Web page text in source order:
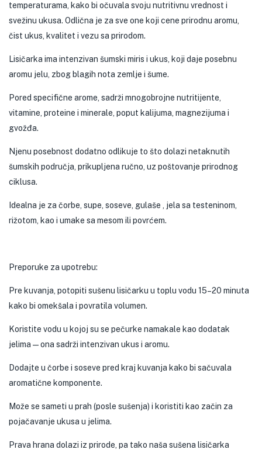
temperaturama, kako bi očuvala svoju nutritivnu vrednost i
svežinu ukusa. Odlična je za sve one koji cene prirodnu aromu,
čist ukus, kvalitet i vezu sa prirodom.
Lisičarka ima intenzivan šumski miris i ukus, koji daje posebnu
aromu jelu, zbog blagih nota zemlje i šume.
Pored specifične arome, sadrži mnogobrojne nutritijente,
vitamine, proteine i minerale, poput kalijuma, magnezijuma i
gvožđa.
Njenu posebnost dodatno odlikuje to što dolazi netaknutih
šumskih područja, prikupljena ručno, uz poštovanje prirodnog
ciklusa.
Idealna je za čorbe, supe, soseve, gulaše , jela sa testeninom,
rižotom, kao i umake sa mesom ili povrćem.
Preporuke za upotrebu:
Pre kuvanja, potopiti sušenu lisičarku u toplu vodu 15–20 minuta
kako bi omekšala i povratila volumen.
Koristite vodu u kojoj su se pečurke namakale kao dodatak
jelima — ona sadrži intenzivan ukus i aromu.
Dodajte u čorbe i soseve pred kraj kuvanja kako bi sačuvala
aromatične komponente.
Može se sameti u prah (posle sušenja) i koristiti kao začin za
pojačavanje ukusa u jelima.
Prava hrana dolazi iz prirode, pa tako naša sušena lisičarka